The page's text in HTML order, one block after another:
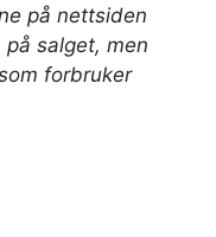
på nettsiden
på salget, men
forbruker